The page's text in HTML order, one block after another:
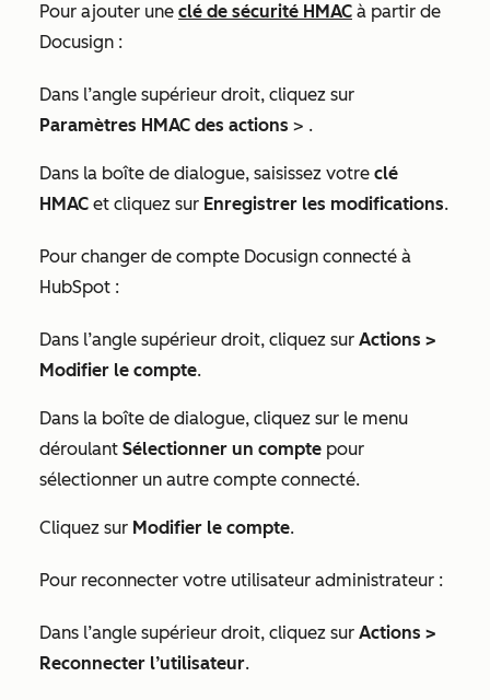
Pour ajouter une clé de sécurité HMAC à partir de
Docusign :
Dans l’angle supérieur droit, cliquez sur
Paramètres HMAC des actions > .
Dans la boîte de dialogue, saisissez votre clé
HMAC et cliquez sur Enregistrer les modifications.
Pour changer de compte Docusign connecté à
HubSpot :
Dans l’angle supérieur droit, cliquez sur Actions >
Modifier le compte.
Dans la boîte de dialogue, cliquez sur le menu
déroulant Sélectionner un compte pour
sélectionner un autre compte connecté.
Cliquez sur Modifier le compte.
Pour reconnecter votre utilisateur administrateur :
Dans l’angle supérieur droit, cliquez sur Actions >
Reconnecter l’utilisateur.